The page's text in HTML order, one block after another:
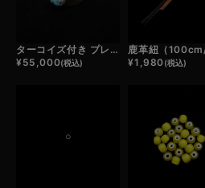
ターコイズ付き プレーンリング
¥55,000(税込)
¥1,980(税込)